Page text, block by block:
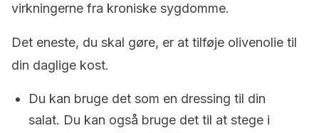
virkningerne fra kroniske sygdomme.
Det eneste, du skal gøre, er at tilføje olivenolie til
din daglige kost.
Du kan bruge det som en dressing til din
salat. Du kan også bruge det til at stege i